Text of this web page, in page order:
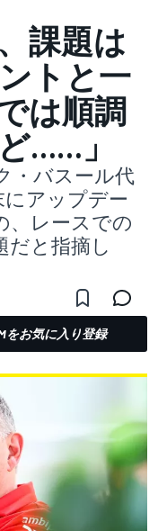
課題は
トと一
は順調
……」
・バスール代
にアップデー
、レースでの
だと指摘し
をお気に入り登録